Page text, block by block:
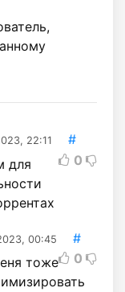
22:11
#
0
для
00:45
#
0
тоже